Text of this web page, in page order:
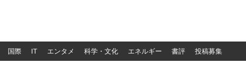
国際 IT エンタメ 科学・文化 エネルギー 書評 投稿募集